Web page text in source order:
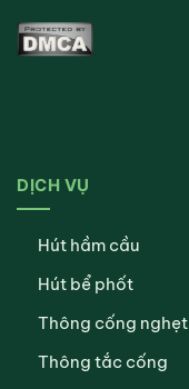
DỊCH VỤ
Hút hầm cầu
Hút bể phốt
Thông cống nghẹt
Thông tắc cống